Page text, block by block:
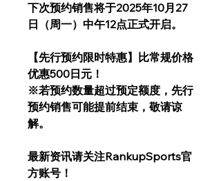
下次预约销售将于2025年10月27
日（周一）中午12点正式开启。
【先行预约限时特惠】比常规价格
优惠500日元！
※若预约数量超过预定额度，先行
预约销售可能提前结束，敬请谅
解。
最新资讯请关注RankupSports官
方账号！